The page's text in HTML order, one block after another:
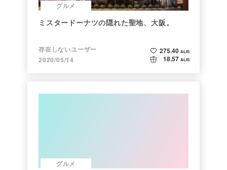
グルメ
ミスタードーナツの隠れた聖地、大阪。
存在しないユーザー
2020/05/14
275.40 ALIS
18.57 ALIS
グルメ